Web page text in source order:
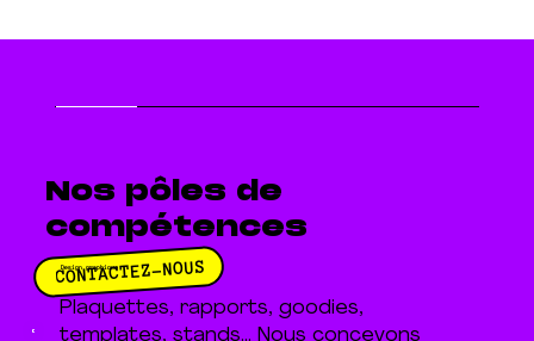
Nos pôles de
compétences
CONTACTEZ-NOUS
Design graphique
Plaquettes, rapports, goodies,
templates, stands... Nous concevons